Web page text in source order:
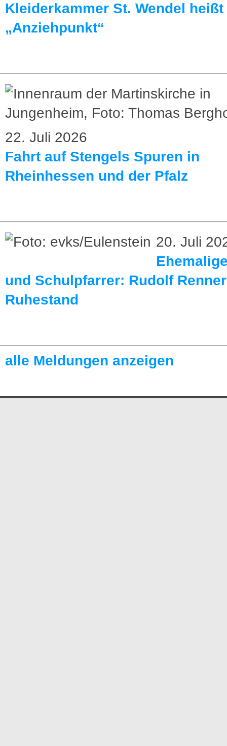
Kleiderkammer St. Wendel
„Anziehpunkt“
22. Juli 2026
Fahrt auf Stengels Spuren in
Rheinhessen und der Pfalz
20. Juli
und Schulpfarrer: Rudolf
Ruhestand
alle Meldungen anzeigen